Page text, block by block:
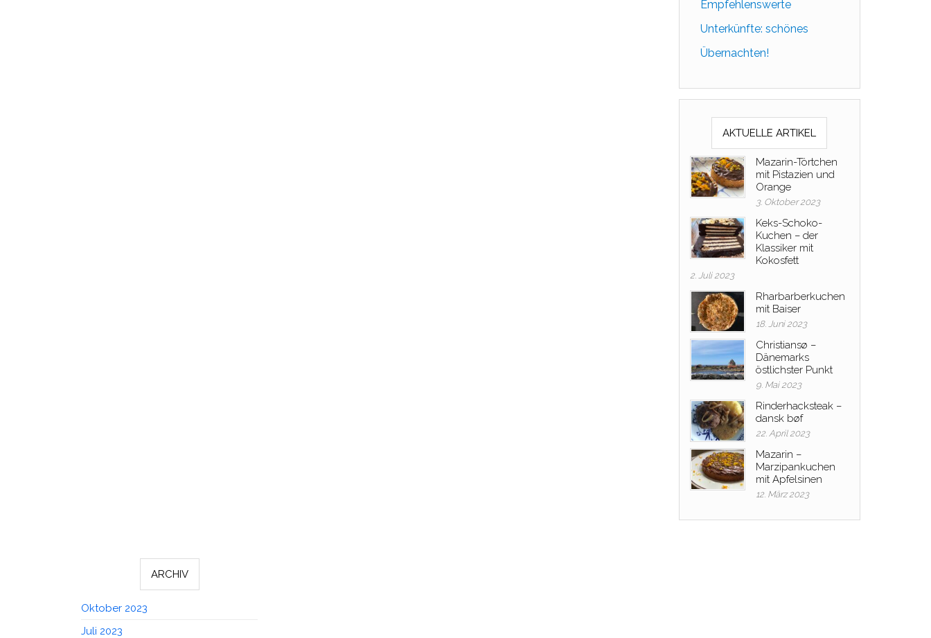
Empfehlenswerte
Unterkünfte: schönes
Übernachten!
AKTUELLE ARTIKEL
Mazarin-Törtchen
mit Pistazien und
Orange
3. Oktober 2023
Keks-Schoko-
Kuchen – der
Klassiker mit
Kokosfett
2. Juli 2023
Rharbarberkuchen
mit Baiser
18. Juni 2023
Christiansø –
Dänemarks
östlichster Punkt
9. Mai 2023
Rinderhacksteak –
dansk bøf
22. April 2023
Mazarin –
Marzipankuchen
mit Apfelsinen
12. März 2023
ARCHIV
Oktober 2023
Juli 2023